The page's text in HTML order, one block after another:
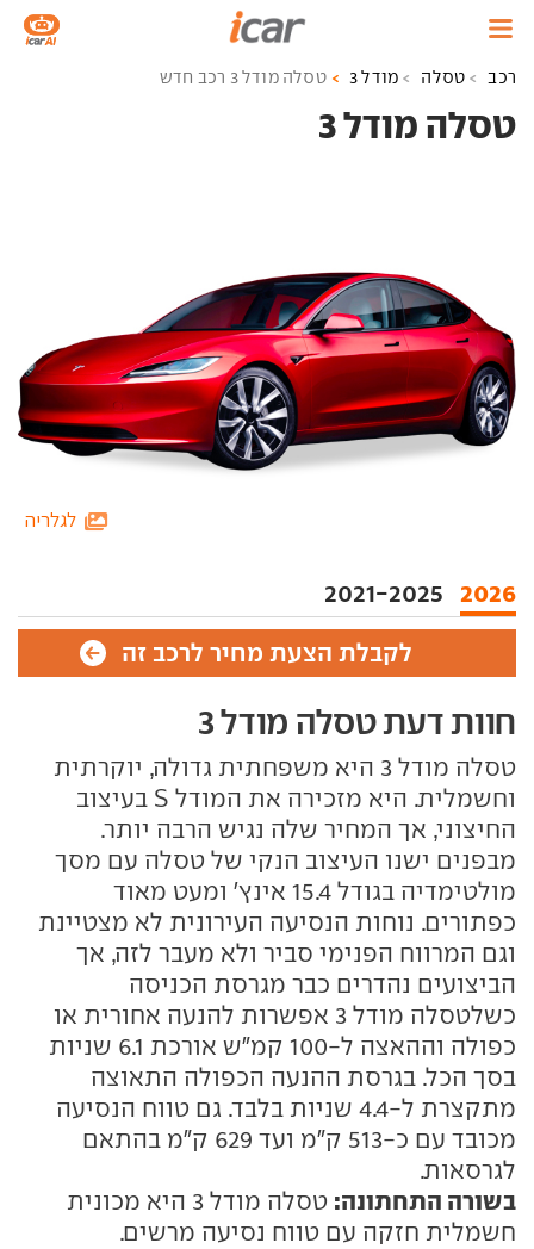
רכב טסלה מודל 3 טסלה מודל 3 רכב חדש
טסלה מודל 3 ‏
2026
2021-2025
לגלריה
לקבלת הצעת מחיר לרכב זה
חוות דעת טסלה מודל 3
טסלה מודל 3 היא משפחתית גדולה, יוקרתית
וחשמלית. היא מזכירה את המודל S בעיצוב
החיצוני, אך המחיר שלה נגיש הרבה יותר.
מבפנים ישנו העיצוב הנקי של טסלה עם מסך
מולטימדיה בגודל 15.4 אינץ' ומעט מאוד
כפתורים. נוחות הנסיעה העירונית לא מצטיינת
וגם המרווח הפנימי סביר ולא מעבר לזה, אך
הביצועים נהדרים כבר מגרסת הכניסה
כשלטסלה מודל 3 אפשרות להנעה אחורית או
כפולה וההאצה ל-100 קמ"ש אורכת 6.1 שניות
בסך הכל. בגרסת ההנעה הכפולה התאוצה
מתקצרת ל-4.4 שניות בלבד. גם טווח הנסיעה
מכובד עם כ-513 ק"מ ועד 629 ק"מ בהתאם
לגרסאות.
בשורה התחתונה:
טסלה מודל 3 היא מכונית
חשמלית חזקה עם טווח נסיעה מרשים.